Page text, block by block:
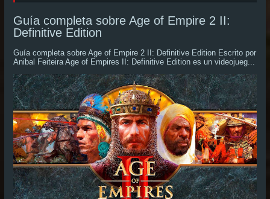
Guía completa sobre Age of Empire 2 II:
Definitive Edition
Guía completa sobre Age of Empire 2 II: Definitive Edition Escrito por
Anibal Feiteira Age of Empires II: Definitive Edition es un videojueg...